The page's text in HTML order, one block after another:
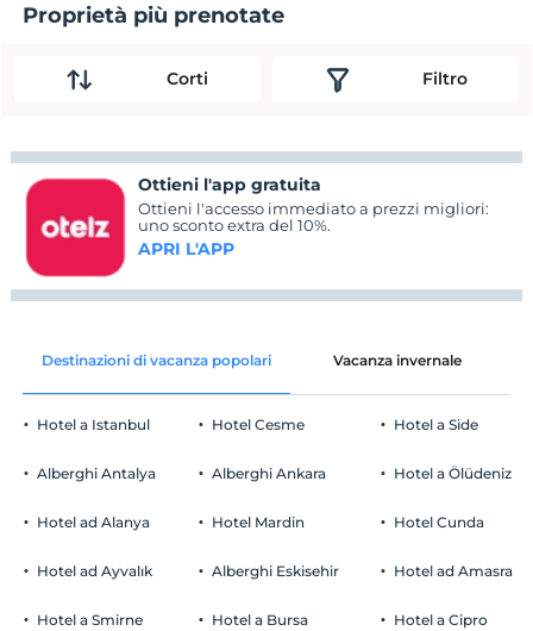
Proprietà più prenotate
Corti Filtro
Ottieni l'app gratuita
Ottieni l'accesso immediato a prezzi migliori:
uno sconto extra del 10%.
APRI L'APP
Destinazioni di vacanza popolari Vacanza invernale
Hotel a Istanbul
Alberghi Antalya
Hotel ad Alanya
Hotel ad Ayvalık
Hotel a Smirne
Hotel Cesme
Alberghi Ankara
Hotel Mardin
Alberghi Eskisehir
Hotel a Bursa
Hotel a Side
Hotel a Ölüdeniz
Hotel Cunda
Hotel ad Amasra
Hotel a Cipro